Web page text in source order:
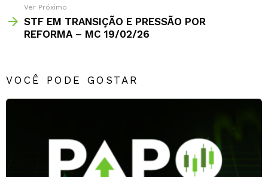
Ver Próximo
STF EM TRANSIÇÃO E PRESSÃO POR
REFORMA – MC 19/02/26
VOCÊ PODE GOSTAR